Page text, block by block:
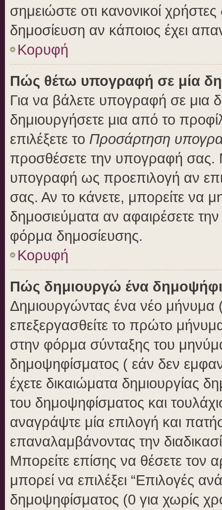
σημειώστε οτι κανονικοί
δημοσίευση αν κάποιος έχει
Κορυφή
Πώς θέτω υπογραφή σε μία
Για να βάλετε υπογραφή σε μια
δημιουργήσετε μια από το
επιλέξετε το Προσάρτηση
προσθέσετε την υπογραφή σας.
υπογραφή ως προεπιλογή αν
σας. Αν το κάνετε, μπορείτε να
δημοσιεύματα αν αφαιρέσετε
φόρμα δημοσίευσης.
Κορυφή
Πώς δημιουργώ ένα
Δημιουργώντας ένα νέο μήνυμα
επεξεργασθείτε το πρώτο
στην φόρμα σύνταξης του
δημοψηφίσματος ( εάν δεν
έχετε δικαιώματα δημιουργίας
του δημοψηφίσματος και
αναγράψτε μία επιλογή και
επαναλαμβάνοντας την
Μπορείτε επίσης να θέσετε τον
μπορεί να επιλέξει “Επιλογές
δημοψηφίσματος (0 για χωρίς